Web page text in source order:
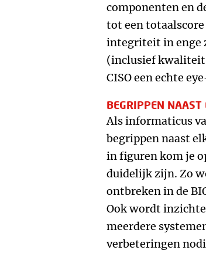
componenten en
tot een
integriteit in enge
(inclusief
CISO een echte
BEGRIPPEN NAAST
Als informaticus
begrippen naast
in figuren kom je
duidelijk zijn. Zo
ontbreken in de
Ook wordt
meerdere
verbeteringen